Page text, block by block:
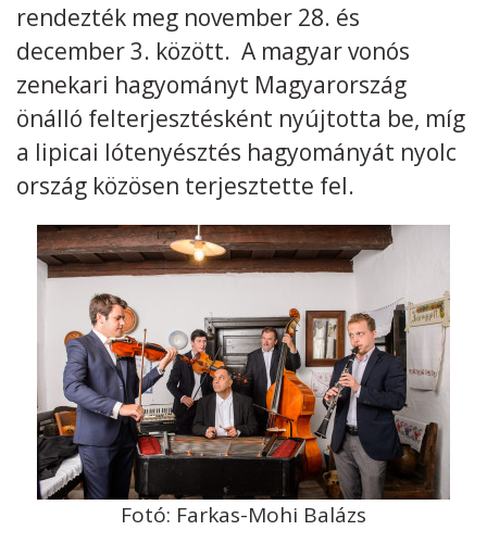
rendezték meg november 28. és
december 3. között. A magyar vonós
zenekari hagyományt Magyarország
önálló felterjesztésként nyújtotta be, míg
a lipicai lótenyésztés hagyományát nyolc
ország közösen terjesztette fel.
Fotó: Farkas-Mohi Balázs